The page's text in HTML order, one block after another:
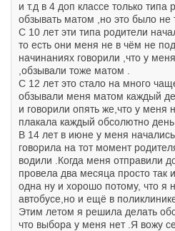
и т.д в 4 доп классе только
обзывать матом ,но это было не
С 10 лет эти типа родители
то есть они меня не в чём не
начинаниях говорили ,что у
,обзывали тоже матом .
С 12 лет это стало на много
обзывали меня матом каждый
и говорили опять же,что у меня
плакала каждый обсолютно день.
В 14 лет в июне у меня
говорила на тот момент
водили .Когда меня отправили
провела два месяца просто так
одна ну и хорошо потому, что я
автобусе,но и ещё в
Этим летом я решила делать
что выбора у меня нет .Я вожу